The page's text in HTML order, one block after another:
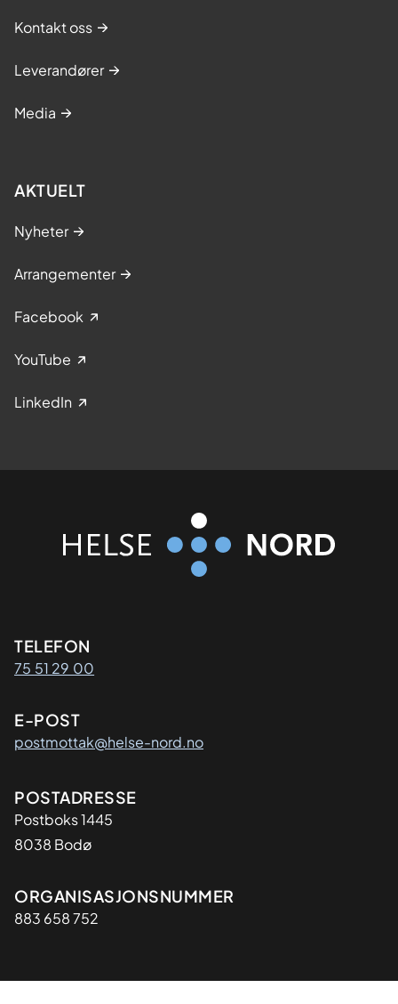
Kontakt oss
Leverandører
Media
AKTUELT
Nyheter
Arrangementer
Facebook
YouTube
LinkedIn
Kontaktinformasjon
TELEFON
75 51 29 00
E-POST
postmottak@helse-nord.no
Adresse
POSTADRESSE
Postboks 1445
8038 Bodø
Organisasjon
ORGANISASJONSNUMMER
883 658 752